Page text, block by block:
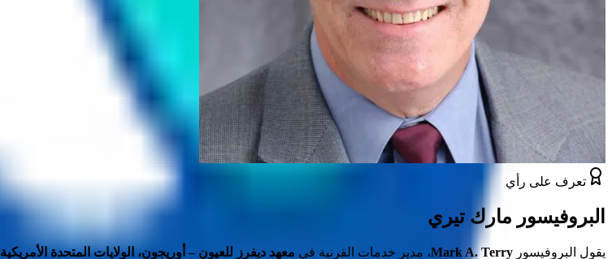
تعرف على رأي
البروفيسور مارك تيري
يقول البروفيسور Mark A. Terry، مدير خدمات القرنية في معهد ديفرز للعيون – أوريجون، الولايات المتحدة الأمريكية